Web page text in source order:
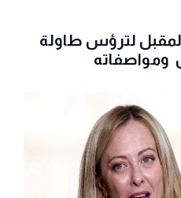
لترؤس طاولة
ومواصفاته